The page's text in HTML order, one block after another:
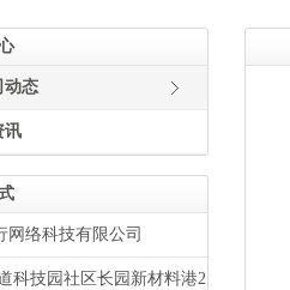
动态
讯
网络科技有限公司
科技园社区长园新材料港2